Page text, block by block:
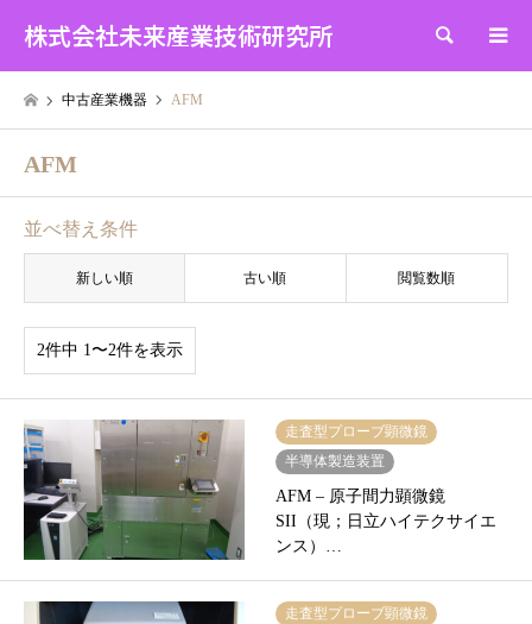
株式会社未来産業技術研究所 検索
中古産業機器 AFM
AFM
並べ替え条件
新しい順 古い順 閲覧数順
2件中 1〜2件を表示
走査型プローブ顕微鏡
半導体製造装置
AFM – 原子間力顕微鏡
SII（現；日立ハイテクサイエ
ンス）…
走査型プローブ顕微鏡